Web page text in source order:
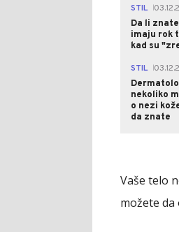
STIL
Da li
imaju rok
kad su
STIL
nekoliko
o nezi
da znate
Vaše telo
možete